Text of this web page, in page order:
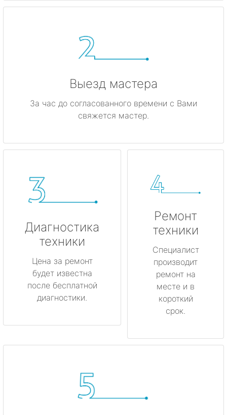
Выезд мастера
За час до согласованного времени с Вами
свяжется мастер.
Диагностика
техники
Цена за ремонт
будет известна
после бесплатной
диагностики.
Ремонт
техники
Специалист
производит
ремонт на
месте и в
короткий
срок.